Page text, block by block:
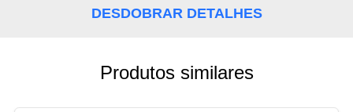
PRIVACYDESDOBRAR DETALHES
Produtos similares